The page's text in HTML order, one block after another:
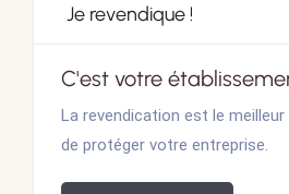
Je revendique !
C'est votre
La revendication est le
de protéger votre entreprise.